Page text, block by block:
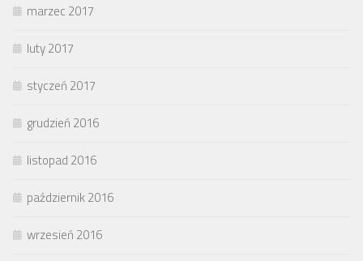
marzec 2017
luty 2017
styczeń 2017
grudzień 2016
listopad 2016
październik 2016
wrzesień 2016